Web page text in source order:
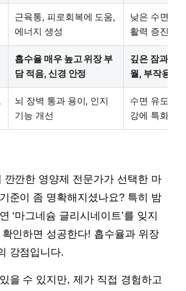
근육통, 피로회복에 도움,
에너지 생성
낮은 수면 개
활력 증진에
흡수율 매우 높고 위장 부
담 적음, 신경 안정
깊은 잠과 이
월, 부작용 적
뇌 장벽 통과 용이, 인지
기능 개선
수면 유도 가
강에 특화
깐깐한 영양제 전문가가 선택한 마
준이 좀 명확해지셨나요? 특히 밤
‘마그네슘 글리시네이트’를 잊지
인하면 성공한다! 흡수율과 위장
강점입니다.
을 수 있지만, 제가 직접 경험하고